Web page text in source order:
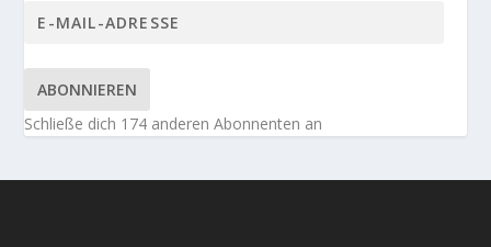
ABONNIEREN
Schließe dich 174 anderen Abonnenten an